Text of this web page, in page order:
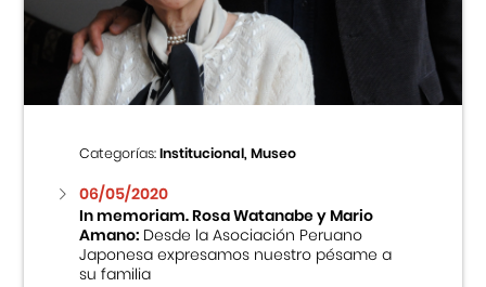
Centro Cultural Peruano Japonés
Cursos
Museo de la Inmigración Japonesa
Fondo Editorial
Teatro Peruano Japonés
Categorías:Institucional, Museo
06/05/2020
In memoriam. Rosa Watanabe y Mario
Amano:Desde la Asociación Peruano
Japonesa expresamos nuestro pésame a
su familia